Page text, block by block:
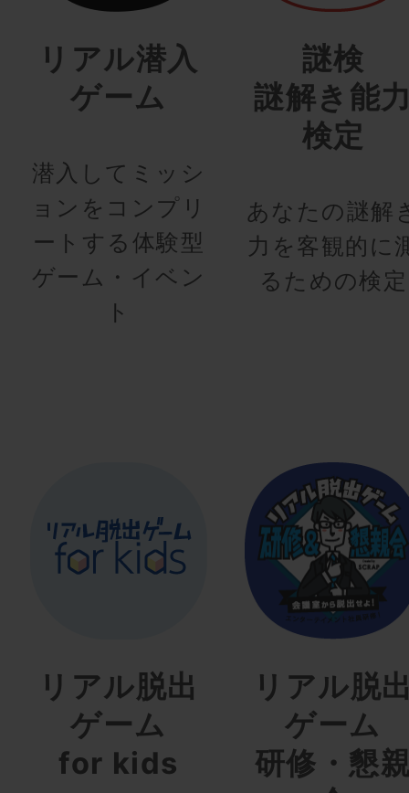
リアル潜入
ゲーム
潜入してミッシ
ョンをコンプリ
ートする体験型
ゲーム・イベン
ト
謎検
謎解き能
検定
あなたの謎解
力を客観的に
るための検定
リアル脱出
ゲーム
for kids
リアル脱
ゲーム
研修・懇